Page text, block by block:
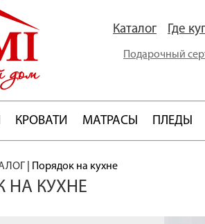
Каталог Где
Подарочный
КРОВАТИ МАТРАСЫ ПЛЕДЫ
Порядок на кухне
НА КУХНЕ